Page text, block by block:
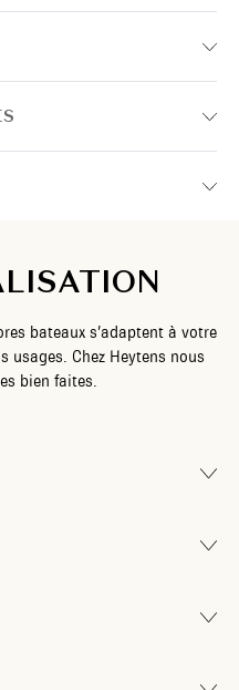
bateaux s’adaptent à votre
usages. Chez Heytens nous
bien faites.